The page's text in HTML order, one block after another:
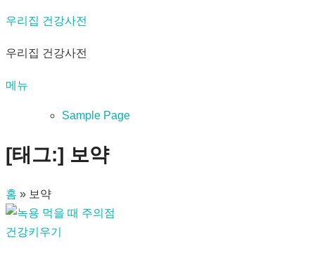
내
으
기
우리집 건강사전
우리집 건강사전
메뉴
Sample Page
[태그:] 보약
홈 » 보약
건강키우기